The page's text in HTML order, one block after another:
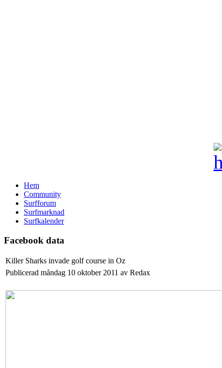
Hem
Community
Surfforum
Surfmarknad
Surfkalender
Facebook data
Killer Sharks invade golf course in Oz
Publicerad måndag 10 oktober 2011 av Redax